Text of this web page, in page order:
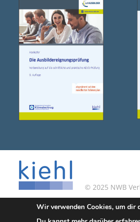
© 2025 NWB
Kontakt | Impressum
Wir verwenden Cookies, um dir